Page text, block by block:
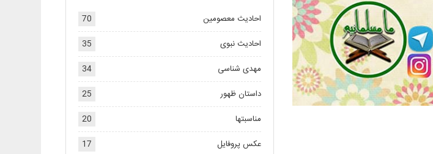
احادیث معصومین
70
احادیث نبوی
35
مهدی شناسی
34
داستان ظهور
25
مناسبتها
20
عکس پروفایل
17